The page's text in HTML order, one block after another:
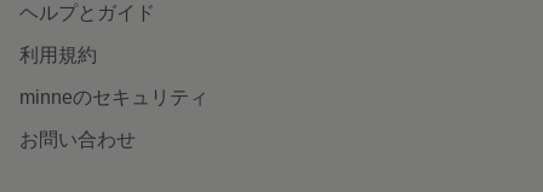
ヘルプとガイド
利用規約
minneのセキュリティ
お問い合わせ